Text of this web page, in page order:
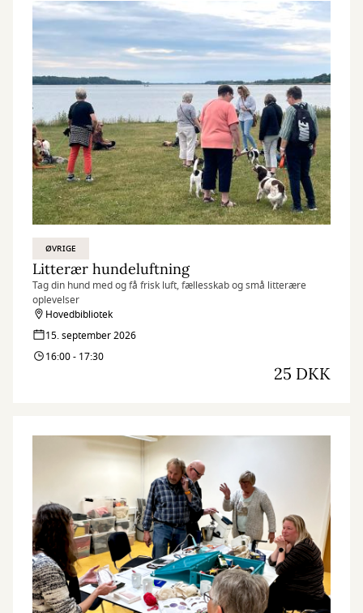
ØVRIGE
Litterær hundeluftning
Tag din hund med og få frisk luft, fællesskab og små litterære
oplevelser
Hovedbibliotek
15. september 2026
16:00 - 17:30
25 DKK